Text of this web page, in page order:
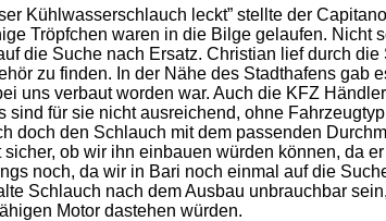
Kühlwasserschlauch leckt” stellte der
Tröpfchen waren in die Bilge gelaufen. Nicht
die Suche nach Ersatz. Christian lief durch
zu finden. In der Nähe des Stadthafens gab
uns verbaut worden war. Auch die KFZ
sind für sie nicht ausreichend, ohne
doch den Schlauch mit dem passenden
sicher, ob wir ihn einbauen würden können, da
noch, da wir in Bari noch einmal auf die
Schlauch nach dem Ausbau unbrauchbar
Motor dastehen würden.